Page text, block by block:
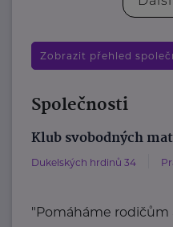
Zobrazit přehled
Společnosti
Klub svobodných
Dukelských hrdinů 34
"Pomáháme rodičům